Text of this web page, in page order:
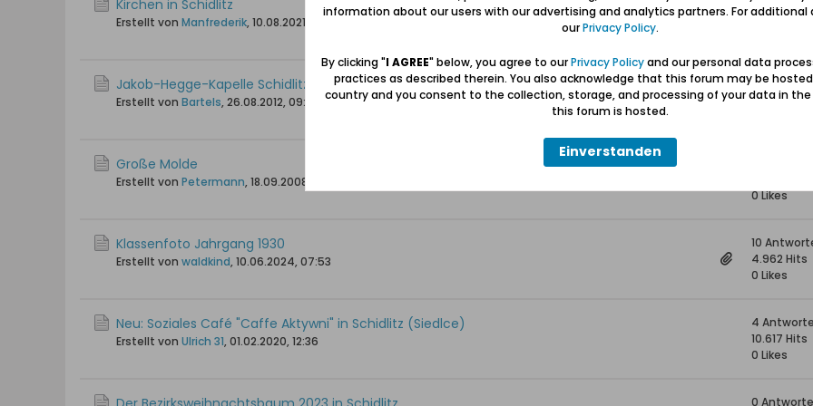
Kirchen in Schidlitz
Erstellt von Manfrederik, 10.08.2021, 09:04
15
11.225 Hits
Jakob-Hegge-Kapelle Schidlitz
Erstellt von Bartels, 26.08.2012, 09:53
43
58.119 Hits
Große Molde
Erstellt von Petermann, 18.09.2008, 09:38
0 Likes
Klassenfoto Jahrgang 1930
Erstellt von waldkind, 10.06.2024, 07:53
10
4.962 Hits
0 Likes
Neu: Soziales Café "Caffe Aktywni" in Schidlitz (Siedlce)
Erstellt von Ulrich 31, 01.02.2020, 12:36
4
10.617 Hits
0 Likes
0
information about our users with our advertising and analytics partners. For additional
ourPrivacy Policy.
By clicking "I AGREE" below, you agree to ourPrivacy Policyand our personal data
practices as described therein. You also acknowledge that this forum may be
country and you consent to the collection, storage, and processing of your data in
this forum is hosted.
Einverstanden